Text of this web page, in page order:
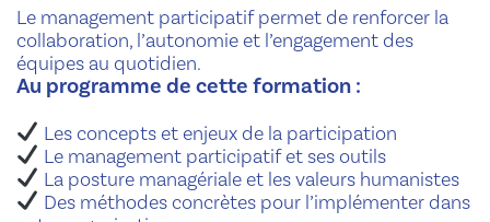
Le management participatif permet de renforcer la
collaboration, l’autonomie et l’engagement des
équipes au quotidien.
Au programme de cette formation :
Les concepts et enjeux de la participation
Le management participatif et ses outils
La posture managériale et les valeurs humanistes
Des méthodes concrètes pour l’implémenter dans